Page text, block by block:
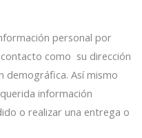
personal por
como su dirección
demográfica. Así mismo
información
o realizar una entrega o